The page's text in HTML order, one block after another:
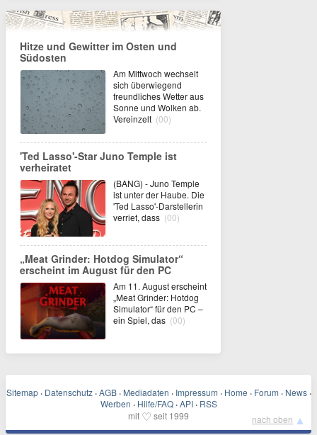
Hitze und Gewitter im Osten und
Südosten
Am Mittwoch wechselt
sich überwiegend
freundliches Wetter aus
Sonne und Wolken ab.
Vereinzelt (00)
'Ted Lasso'-Star Juno Temple ist
verheiratet
(BANG) - Juno Temple
ist unter der Haube. Die
'Ted Lasso'-Darstellerin
verriet, dass (00)
„Meat Grinder: Hotdog Simulator“
erscheint im August für den PC
Am 11. August erscheint
„Meat Grinder: Hotdog
Simulator“ für den PC –
ein Spiel, das (00)
Sitemap · Datenschutz · AGB · Mediadaten · Impressum · Home · Forum · News ·
Werben · Hilfe/FAQ · API · RSS
mit ♡ seit 1999 nach oben ▲